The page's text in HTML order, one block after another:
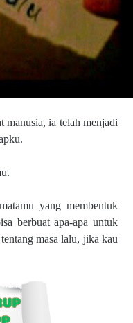
manusia, ia telah menjadi
yang membentuk
berbuat apa-apa untuk
masa lalu, jika kau